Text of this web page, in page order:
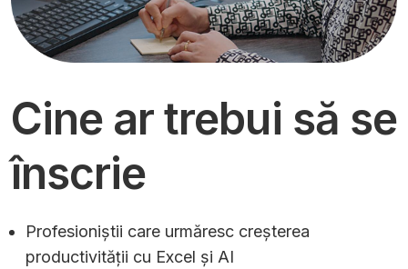
Cine ar trebui să se
înscrie
Profesioniștii care urmăresc creșterea
productivității cu Excel și AI